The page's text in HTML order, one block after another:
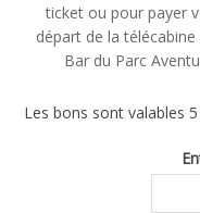
ticket ou pour payer
départ de la
Bar du Parc
Les bons sont valables 5